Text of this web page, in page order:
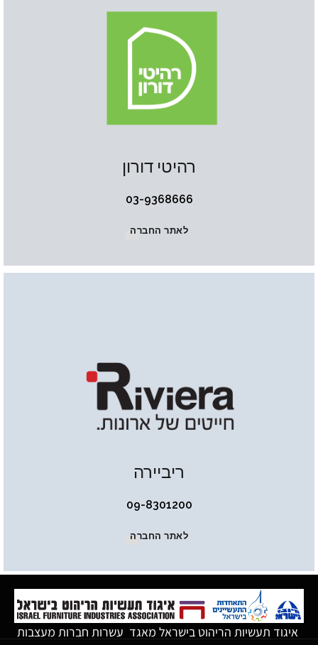
רהיטי דורון
03-9368666
לאתר החברה
ריביירה
09-8301200
לאתר החברה
איגוד תעשיות הריהוט בישראל מאגד עשרות חברות מעצבות